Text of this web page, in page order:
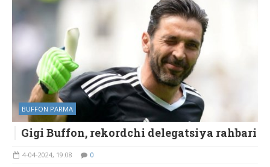
BUFFON PARMA
Gigi Buffon, rekordchi delegatsiya rahbari
4-04-2024, 19:08 0